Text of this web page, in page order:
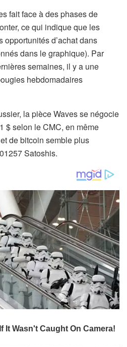
fait face à des phases de
ce qui indique que les
opportunités d’achat dans
dans le graphique). Par
semaines, il y a une
hebdomadaires
la pièce Waves se négocie
$ selon le CMC, en même
de bitcoin semble plus
Satoshis.